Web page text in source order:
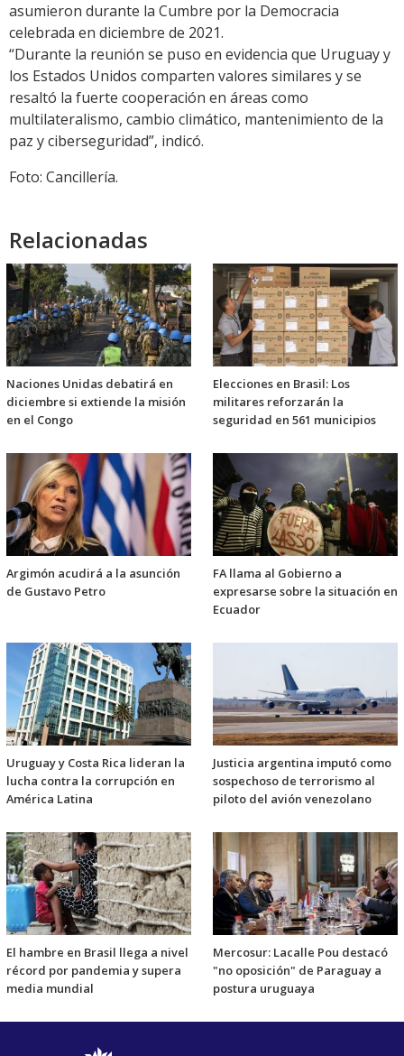
asumieron durante la Cumbre por la Democracia
celebrada en diciembre de 2021.
“Durante la reunión se puso en evidencia que Uruguay y
los Estados Unidos comparten valores similares y se
resaltó la fuerte cooperación en áreas como
multilateralismo, cambio climático, mantenimiento de la
paz y ciberseguridad”, indicó.
Foto: Cancillería.
Relacionadas
Naciones Unidas debatirá en
diciembre si extiende la misión
en el Congo
Elecciones en Brasil: Los
militares reforzarán la
seguridad en 561 municipios
Argimón acudirá a la asunción
de Gustavo Petro
FA llama al Gobierno a
expresarse sobre la situación en
Ecuador
Uruguay y Costa Rica lideran la
lucha contra la corrupción en
América Latina
Justicia argentina imputó como
sospechoso de terrorismo al
piloto del avión venezolano
El hambre en Brasil llega a nivel
récord por pandemia y supera
media mundial
Mercosur: Lacalle Pou destacó
"no oposición" de Paraguay a
postura uruguaya